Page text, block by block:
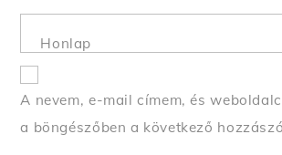
Honlap
A nevem, e-mail címem, és
a böngészőben a következő